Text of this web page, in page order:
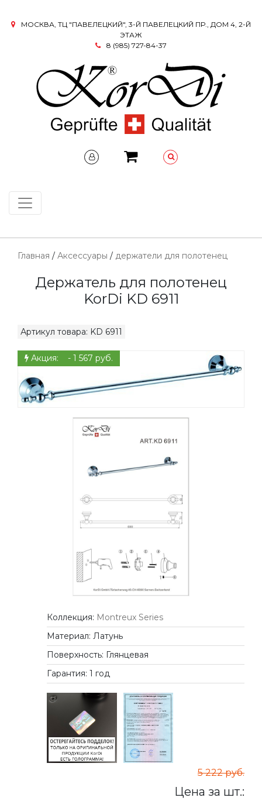
МОСКВА, ТЦ "ПАВЕЛЕЦКИЙ", 3-Й ПАВЕЛЕЦКИЙ ПР., ДОМ 4, 2-Й
ЭТАЖ
8 (985) 727-84-37
Главная / Аксессуары / держатели для полотенец
Держатель для полотенец
KorDi KD 6911
Артикул товара: KD 6911
Акция: - 1 567 руб.
Коллекция: Montreux Series
Материал: Латунь
Поверхность: Глянцевая
Гарантия: 1 год
5 222 руб.
Цена за шт.: